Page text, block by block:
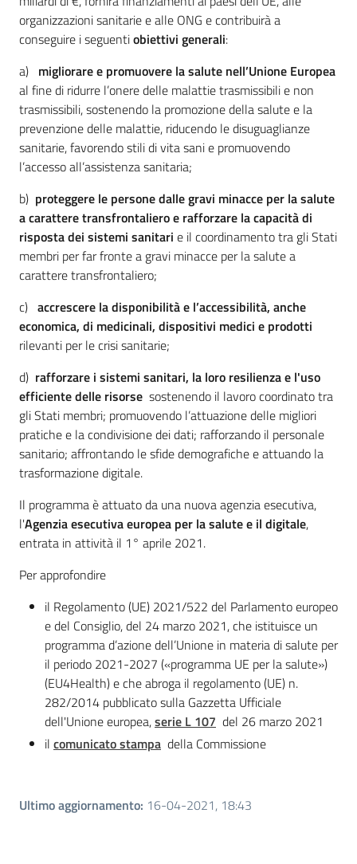
organizzazioni sanitarie e alle ONG e contribuirà a
conseguire i seguentiobiettivi generali:
a) migliorare e promuovere la salute nell’Unione Europea
al fine di ridurre l’onere delle malattie trasmissibili e non
trasmissibili, sostenendo la promozione della salute e la
prevenzione delle malattie, riducendo le disuguaglianze
sanitarie, favorendo stili di vita sani e promuovendo
l’accesso all’assistenza sanitaria;
b) proteggere le persone dalle gravi minacce per la salute
a carattere transfrontalieroe rafforzare la capacità di
risposta dei sistemi sanitari e il coordinamento tra gli Stati
membri per far fronte a gravi minacce per la salute a
carattere transfrontaliero;
c) accrescere la disponibilità e l’accessibilità, anche
economica, di medicinali, dispositivi medici e prodotti
rilevanti per le crisi sanitarie;
d) rafforzare i sistemi sanitari, la loro resilienza e l'uso
efficiente delle risorse sostenendo il lavoro coordinato tra
gli Stati membri; promuovendo l’attuazione delle migliori
pratiche e la condivisione dei dati; rafforzando il personale
sanitario; affrontando le sfide demografiche e attuando la
trasformazione digitale.
Il programma è attuato da una nuova agenzia esecutiva,
l'Agenzia esecutiva europea per la salute e il digitale,
entrata in attività il 1° aprile 2021.
Per approfondire
il Regolamento (UE) 2021/522 del Parlamento europeo
e del Consiglio, del 24 marzo 2021, che istituisce un
programma d’azione dell’Unione in materia di salute per
il periodo 2021-2027 («programma UE per la salute»)
(EU4Health) e che abroga il regolamento (UE) n.
282/2014 pubblicato sulla Gazzetta Ufficiale
dell'Unione europea,serie L 107 del 26 marzo 2021
il comunicato stampa della Commissione
Ultimo aggiornamento: 16-04-2021, 18:43